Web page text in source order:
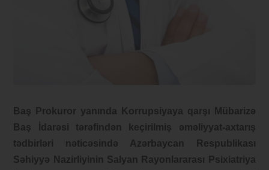
Baş Prokuror yanında Korrupsiyaya qarşı Mübarizə
Baş İdarəsi tərəfindən keçirilmiş əməliyyat-axtarış
tədbirləri nəticəsində Azərbaycan Respublikası
Səhiyyə Nazirliyinin Salyan Rayonlararası Psixiatriya